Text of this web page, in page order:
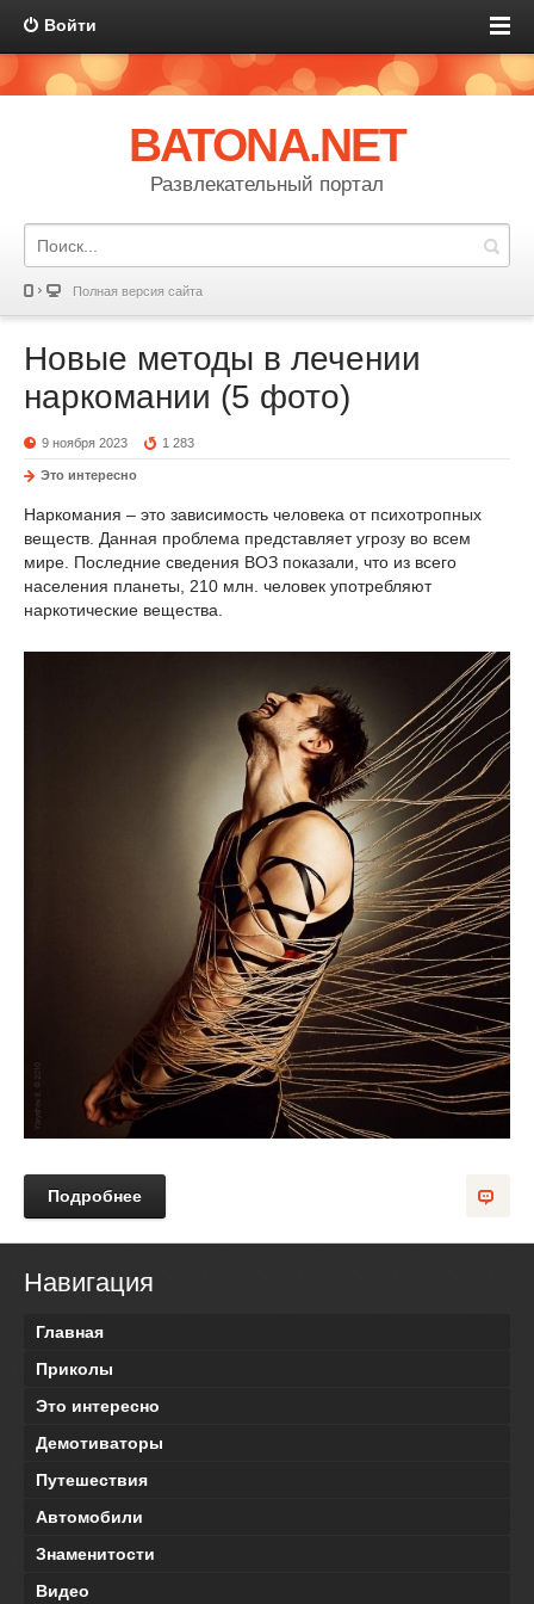
Войти
BATONA.NET
Развлекательный портал
Полная версия сайта
Новые методы в лечении
наркомании (5 фото)
9 ноября 2023 1 283
Это интересно
Наркомания – это зависимость человека от психотропных
веществ. Данная проблема представляет угрозу во всем
мире. Последние сведения ВОЗ показали, что из всего
населения планеты, 210 млн. человек употребляют
наркотические вещества.
Подробнее
Навигация
Главная
Приколы
Это интересно
Демотиваторы
Путешествия
Автомобили
Знаменитости
Видео